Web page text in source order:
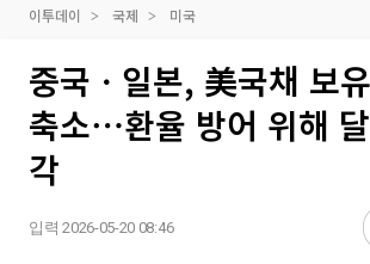
이투데이 국제 미국
중국ㆍ일본, 美국채 보
축소⋯환율 방어 위해
각
입력 2026-05-20 08:46